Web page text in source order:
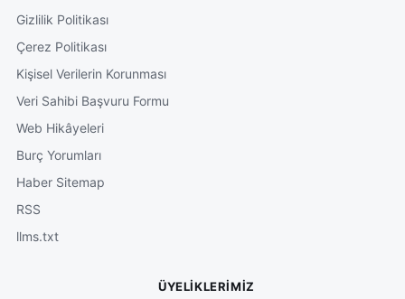
Gizlilik Politikası
Çerez Politikası
Kişisel Verilerin Korunması
Veri Sahibi Başvuru Formu
Web Hikâyeleri
Burç Yorumları
Haber Sitemap
RSS
llms.txt
ÜYELIKLERIMIZ